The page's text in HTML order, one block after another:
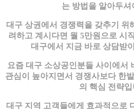
는 방법을 알아두셔
대구 상권에서 경쟁력을 갖추기 위
려하고 계시다면 월 5만원으로 시
대구에서 지금 바로 상담받
요즘 대구 소상공인분들 사이에서
관심이 높아지면서 경쟁사보다 한
의 핵심 전략
대구 지역 고객들에게 효과적으로